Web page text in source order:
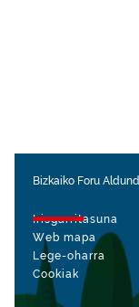
Bizkaiko Foru
Irisgarritasuna
Web mapa
Lege-oharra
Cookiak